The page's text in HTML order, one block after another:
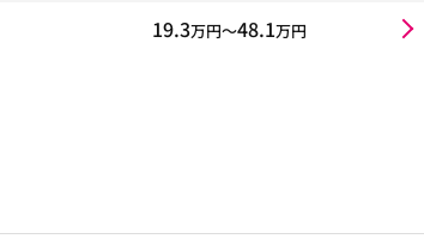
19.3万円〜48.1万円